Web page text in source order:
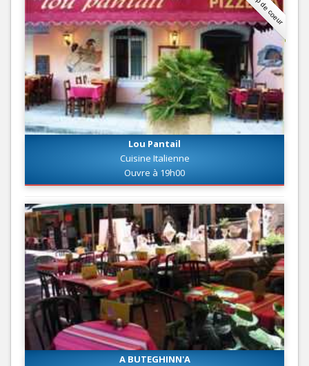
Lou Pantail
Cuisine Italienne
Ouvre à 19h00
A BUTEGHINN'A